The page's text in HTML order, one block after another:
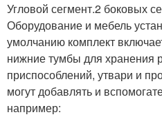
Угловой сегмент.2 боковых
Оборудование и мебель
умолчанию комплект
нижние тумбы для хранения
приспособлений, утвари и
могут добавлять и
например: